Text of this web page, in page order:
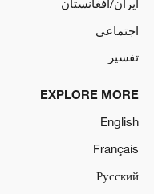
ایران/افغانستان
اجتماعی
تفسیر
EXPLORE MORE
English
Français
Русский